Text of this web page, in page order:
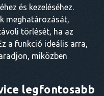
és kezeléséhez.
meghatározását,
törlését, ha az
a funkció ideális arra,
miközben
legfontosabb